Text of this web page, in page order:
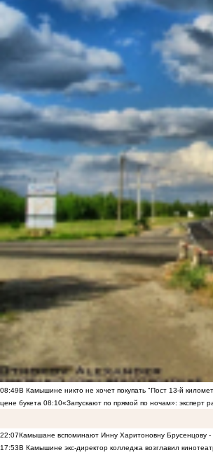
08:49В Камышине никто не хочет покупать "Пост 13-й
цене букета 08:10«Запускают по прямой по ночам»: эксперт
22:07Камышане вспоминают Инну Харитоновну Брусенцову -
17:53В Камышине экс-директор колледжа возглавил